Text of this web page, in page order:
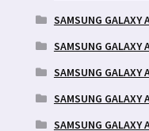
SAMSUNG GALAXY
SAMSUNG GALAXY
SAMSUNG GALAXY
SAMSUNG GALAXY
SAMSUNG GALAXY